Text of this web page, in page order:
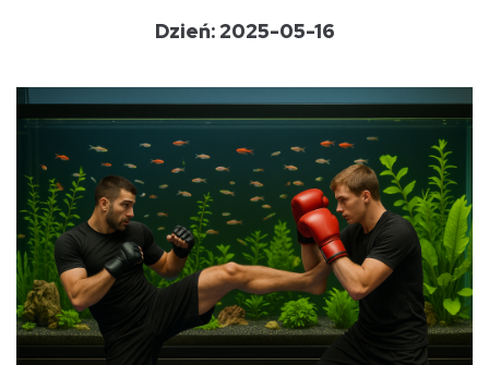
Dzień:2025-05-16